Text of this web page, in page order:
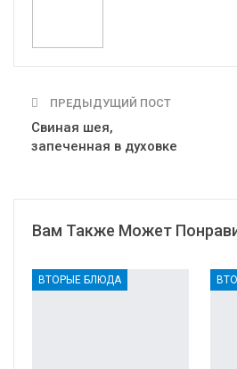
ПРЕДЫДУЩИЙ ПОСТ
Свиная шея,
запеченная в духовке
Вам Также Может
ВТОРЫЕ БЛЮДА